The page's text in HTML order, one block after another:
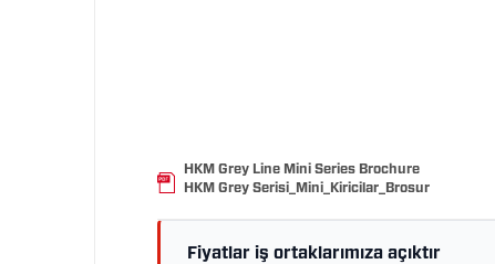
HKM Grey Line Mini Series Brochure
HKM Grey Serisi_Mini_Kiricilar_Brosur
Fiyatlar iş ortaklarımıza açıktır